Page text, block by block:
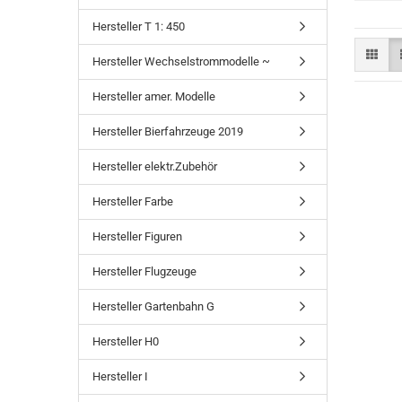
Hersteller T 1: 450
Hersteller Wechselstrommodelle ~
Hersteller amer. Modelle
Hersteller Bierfahrzeuge 2019
Hersteller elektr.Zubehör
Hersteller Farbe
Hersteller Figuren
Hersteller Flugzeuge
Hersteller Gartenbahn G
Hersteller H0
Hersteller I